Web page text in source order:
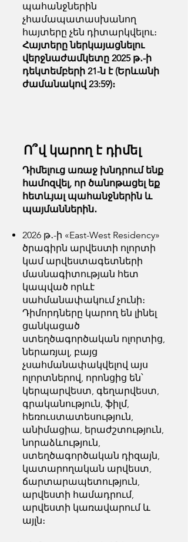
պահանջներին
չհամապատասխանող
հայտերը չեն դիտարկվելու։
Հայտերը ներկայացնելու
վերջնաժամկետը 2025 թ․-ի
դեկտեմբերի 21-ն է (Երևանի
ժամանակով 23:59)։
Ո՞վ կարող է դիմել
Դիմելուց առաջ խնդրում ենք
համոզվել, որ ծանոթացել եք
հետևյալ պահանջներին և
պայմաններին․
2026 թ․-ի «East-West Residency»
ծրագիրն արվեստի ոլորտի
կամ արվեստագետների
մասնագիտության հետ
կապված որևէ
սահմանափակում չունի։
Դիմորդները կարող են լինել
ցանկացած
ստեղծագործական ոլորտից,
ներառյալ, բայց
չսահմանափակվելով այս
ոլորտներով, որոնցից են՝
կերպարվեստ, գեղարվեստ,
գրականություն, ֆիլմ,
հեռուստատեսություն,
անիմացիա, երաժշտություն,
նորաձևություն,
ստեղծագործական դիզայն,
կատարողական արվեստ,
ճարտարապետություն,
արվեստի համադրում,
արվեստի կառավարում և
այլն։